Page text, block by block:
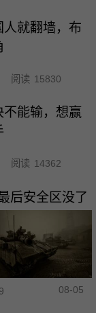
人就翻墙，布
阅读 15830
不能输，想赢
阅读 14362
后安全区没了
08-05